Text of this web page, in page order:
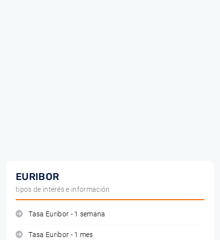
EURIBOR
tipos de interés e información
Tasa Euribor - 1 semana
Tasa Euribor - 1 mes